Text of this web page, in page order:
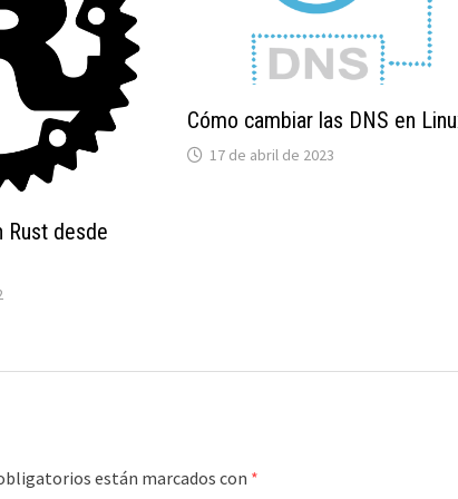
Rust desde
Cómo cambiar las DNS en
17 de abril de 2023
están marcados con *